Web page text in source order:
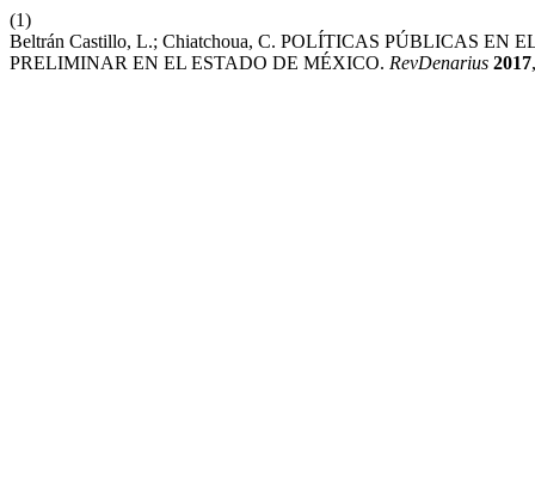
(1)
Beltrán Castillo, L.; Chiatchoua, C. POLÍTICAS PÚBLICAS
PRELIMINAR EN EL ESTADO DE MÉXICO. RevDenarius 2017